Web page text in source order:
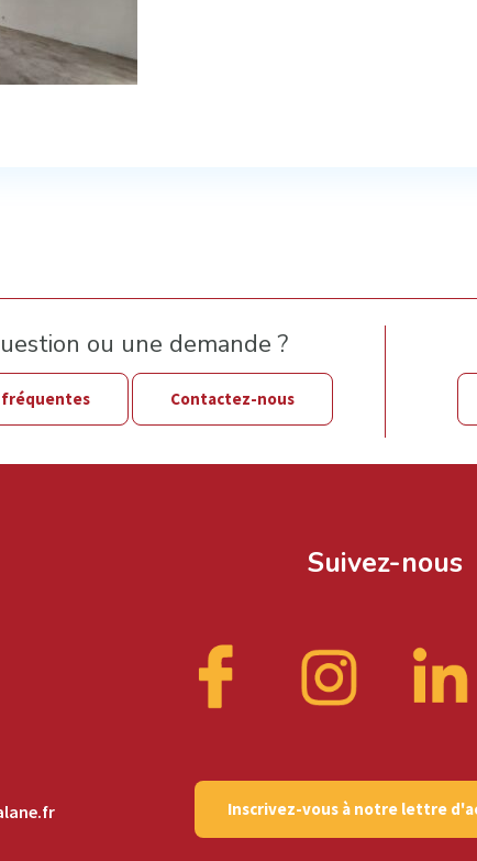
ou une demande ?
fréquentes Contactez-nous
Suivez-nous
Inscrivez-vous à notre lettre